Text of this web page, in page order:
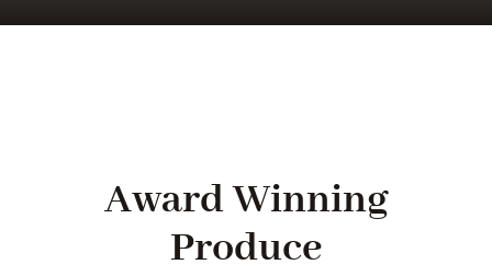
Award Winning
Produce